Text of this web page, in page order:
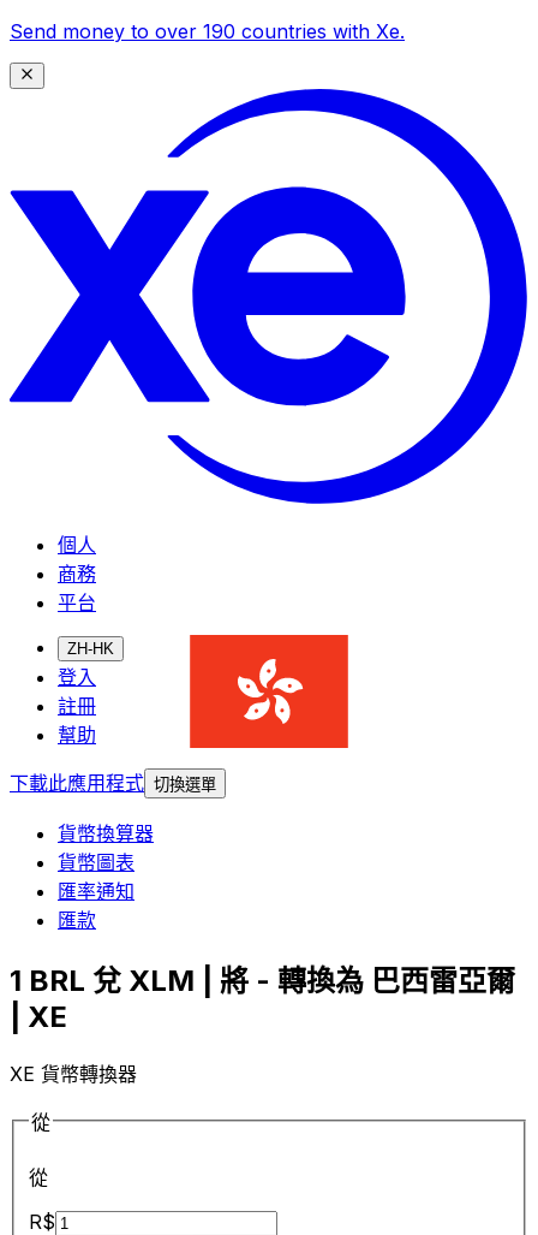
Send money to over 190 countries with Xe.
個人
商務
平台
ZH-HK
登入
註冊
幫助
下載此應用程式 切換選單
貨幣換算器
貨幣圖表
匯率通知
匯款
1 BRL 兌 XLM | 將 - 轉換為 巴西雷亞爾
| XE
XE 貨幣轉換器
從
從
R$